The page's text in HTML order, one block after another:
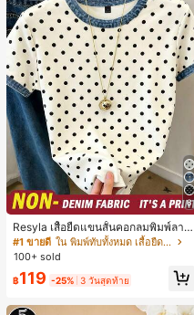
8
Resyla เสื้อยืดแขนสั้นคอกลมพิมพ์ลาย
จุดลำลองสำหรับผู้หญิง, ฤดูร้อน
#1 ขายดี
ใน พิมพ์ทับทั้งหมด เสื้อยืดผู้หญิง
100+ sold
฿119 -25% 3 วันสุดท้าย